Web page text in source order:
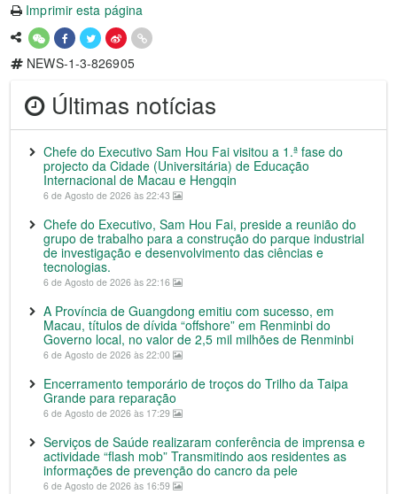
Imprimir esta página
NEWS-1-3-826905
Últimas notícias
Chefe do Executivo Sam Hou Fai visitou a 1.ª fase do
projecto da Cidade (Universitária) de Educação
Internacional de Macau e Hengqin
6 de Agosto de 2026 às 22:43
Chefe do Executivo, Sam Hou Fai, preside a reunião do
grupo de trabalho para a construção do parque industrial
de investigação e desenvolvimento das ciências e
tecnologias.
6 de Agosto de 2026 às 22:16
A Província de Guangdong emitiu com sucesso, em
Macau, títulos de dívida “offshore” em Renminbi do
Governo local, no valor de 2,5 mil milhões de Renminbi
6 de Agosto de 2026 às 22:00
Encerramento temporário de troços do Trilho da Taipa
Grande para reparação
6 de Agosto de 2026 às 17:29
Serviços de Saúde realizaram conferência de imprensa e
actividade “flash mob” Transmitindo aos residentes as
informações de prevenção do cancro da pele
6 de Agosto de 2026 às 16:59